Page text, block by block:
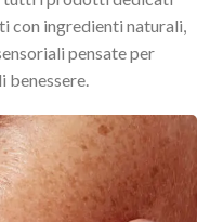
con ingredienti naturali,
pensate per
benessere.